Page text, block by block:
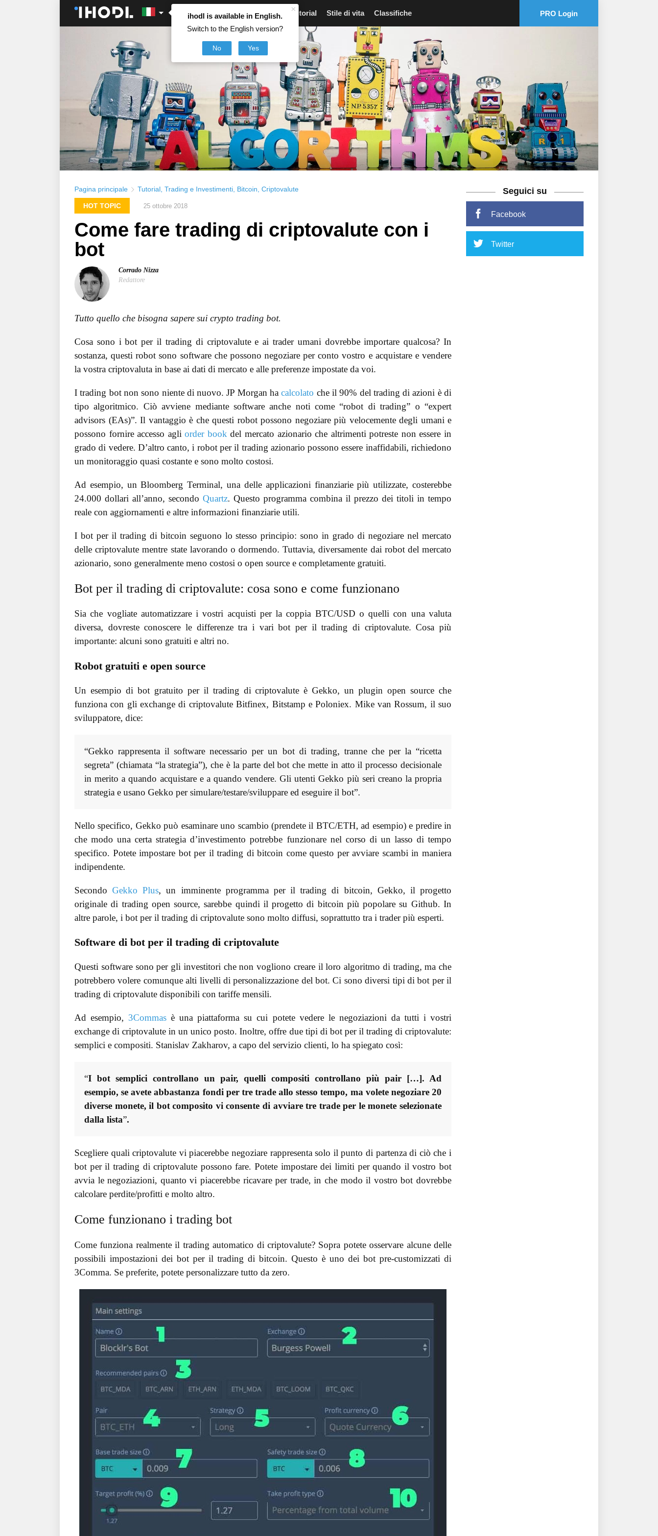
×
ihodl is available in English.
Switch to the English version?
No Yes
Articoli Notizie Tutorial Stile di vita Classifiche PRO Login
Pagina principale Tutorial Trading e Investimenti Bitcoin Criptovalute
HOT TOPIC 25 ottobre 2018
Come fare trading di criptovalute con i
bot
Corrado Nizza
Redattore
Tutto quello che bisogna sapere sui crypto trading bot.
Cosa sono i bot per il trading di criptovalute e ai trader umani dovrebbe importare qualcosa? In
sostanza, questi robot sono software che possono negoziare per conto vostro e acquistare e vendere
la vostra criptovaluta in base ai dati di mercato e alle preferenze impostate da voi.
I trading bot non sono niente di nuovo. JP Morgan hacalcolato che il 90% del trading di azioni è di
tipo algoritmico. Ciò avviene mediante software anche noti come “robot di trading” o “expert
advisors (EAs)”. Il vantaggio è che questi robot possono negoziare più velocemente degli umani e
possono fornire accesso agliorder bookdel mercato azionario che altrimenti potreste non essere in
grado di vedere. D’altro canto, i robot per il trading azionario possono essere inaffidabili, richiedono
un monitoraggio quasi costante e sono molto costosi.
Ad esempio, un Bloomberg Terminal, una delle applicazioni finanziarie più utilizzate, costerebbe
24.000 dollari all’anno, secondo Quartz. Questo programma combina il prezzo dei titoli in tempo
reale con aggiornamenti e altre informazioni finanziarie utili.
I bot per il trading di bitcoin seguono lo stesso principio: sono in grado di negoziare nel mercato
delle criptovalute mentre state lavorando o dormendo. Tuttavia, diversamente dai robot del mercato
azionario, sono generalmente meno costosi o open source e completamente gratuiti.
Bot per il trading di criptovalute: cosa sono e come funzionano
Sia che vogliate automatizzare i vostri acquisti per la coppia BTC/USD o quelli con una valuta
diversa, dovreste conoscere le differenze tra i vari bot per il trading di criptovalute. Cosa più
importante: alcuni sono gratuiti e altri no.
Robot gratuiti e open source
Un esempio di bot gratuito per il trading di criptovalute è Gekko, un plugin open source che
funziona con gli exchange di criptovalute Bitfinex, Bitstamp e Poloniex. Mike van Rossum, il suo
sviluppatore, dice:
“Gekko rappresenta il software necessario per un bot di trading, tranne che per la “ricetta
segreta” (chiamata “la strategia”), che è la parte del bot che mette in atto il processo decisionale
in merito a quando acquistare e a quando vendere. Gli utenti Gekko più seri creano la propria
strategia e usano Gekko per simulare/testare/sviluppare ed eseguire il bot”.
Nello specifico, Gekko può esaminare uno scambio (prendete il BTC/ETH, ad esempio) e predire in
che modo una certa strategia d’investimento potrebbe funzionare nel corso di un lasso di tempo
specifico. Potete impostare bot per il trading di bitcoin come questo per avviare scambi in maniera
indipendente.
SecondoGekko Plus, un imminente programma per il trading di bitcoin, Gekko, il progetto
originale di trading open source, sarebbe quindi il progetto di bitcoin più popolare su Github. In
altre parole, i bot per il trading di criptovalute sono molto diffusi, soprattutto tra i trader più esperti.
Software di bot per il trading di criptovalute
Questi software sono per gli investitori che non vogliono creare il loro algoritmo di trading, ma che
potrebbero volere comunque alti livelli di personalizzazione del bot. Ci sono diversi tipi di bot per il
trading di criptovalute disponibili con tariffe mensili.
Ad esempio, 3Commas è una piattaforma su cui potete vedere le negoziazioni da tutti i vostri
exchange di criptovalute in un unico posto. Inoltre, offre due tipi di bot per il trading di criptovalute:
semplici e compositi. Stanislav Zakharov, a capo del servizio clienti, lo ha spiegato così:
“I bot semplici controllano un pair, quelli compositi controllano più pair […]. Ad
esempio, se avete abbastanza fondi per tre trade allo stesso tempo, ma volete negoziare 20
diverse monete, il bot composito vi consente di avviare tre trade per le monete selezionate
dalla lista”.
Scegliere quali criptovalute vi piacerebbe negoziare rappresenta solo il punto di partenza di ciò che i
bot per il trading di criptovalute possono fare. Potete impostare dei limiti per quando il vostro bot
avvia le negoziazioni, quanto vi piacerebbe ricavare per trade, in che modo il vostro bot dovrebbe
calcolare perdite/profitti e molto altro.
Come funzionano i trading bot
Come funziona realmente il trading automatico di criptovalute? Sopra potete osservare alcune delle
possibili impostazioni dei bot per il trading di bitcoin. Questo è uno dei bot pre-customizzati di
3Comma. Se preferite, potete personalizzare tutto da zero.
Seguici su
Facebook
Twitter